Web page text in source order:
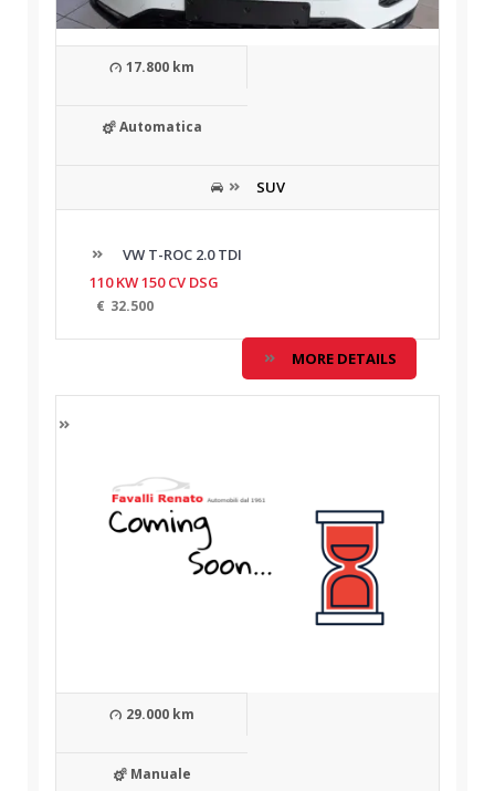
17.800 km
Automatica
SUV
VW T-ROC 2.0 TDI
110 KW 150 CV DSG
€ 32.500
MORE DETAILS
29.000 km
Manuale